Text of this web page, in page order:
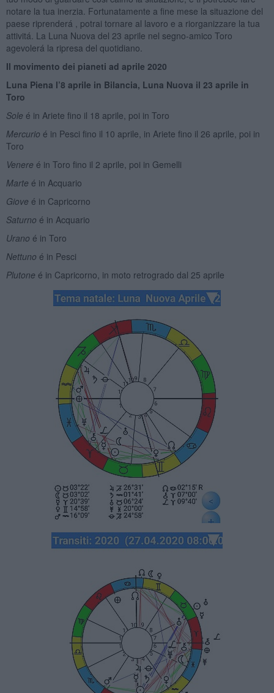
notare la tua inerzia. Fortunatamente a fine mese la situazione del
paese riprenderá , potrai tornare al lavoro e a riorganizzare la tua
attivitá. La Luna Nuova del 23 aprile nel segno-amico Toro
agevolerá la ripresa del quotidiano.
Il movimento dei pianeti ad aprile 2020
Luna Piena l’8 aprile in Bilancia, Luna Nuova il 23 aprile in
Toro
Sole é in Ariete fino il 18 aprile, poi in Toro
Mercurio é in Pesci fino il 10 aprile, in Ariete fino il 26 aprile, poi in
Toro
Venere é in Toro fino il 2 aprile, poi in Gemelli
Marte é in Acquario
Giove é in Capricorno
Saturno é in Acquario
Urano é in Toro
Nettuno é in Pesci
Plutone é in Capricorno, in moto retrogrado dal 25 aprile